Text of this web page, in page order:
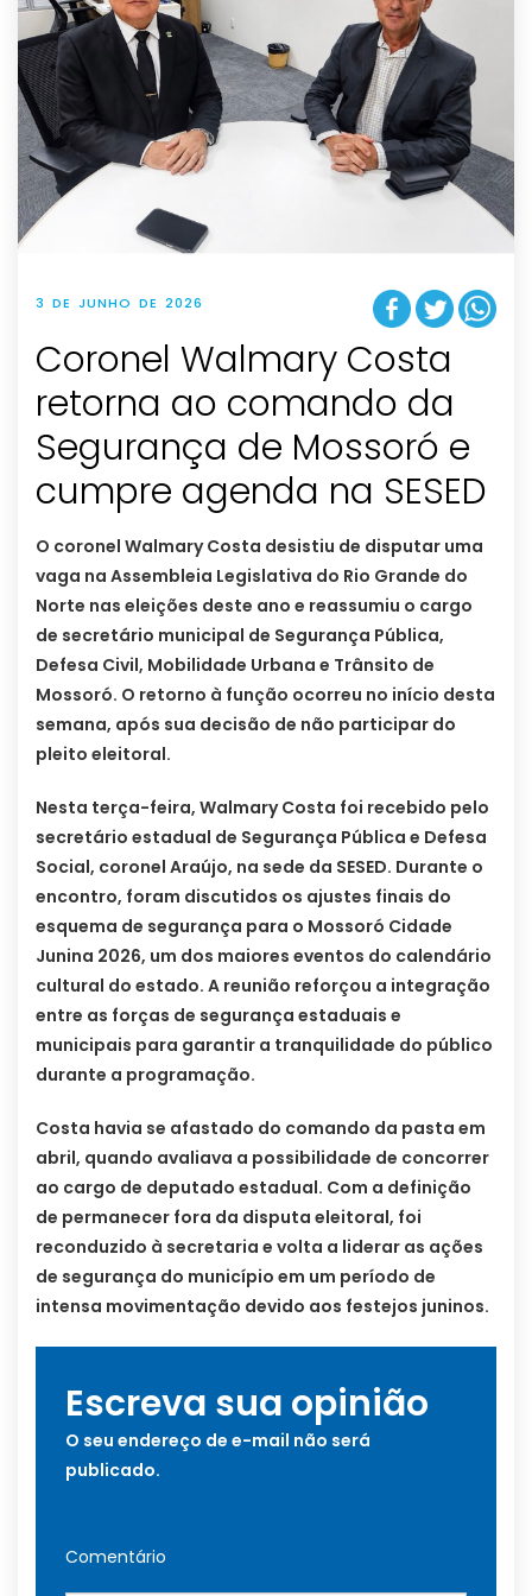
3 DE JUNHO DE 2026
Coronel Walmary Costa
retorna ao comando da
Segurança de Mossoró e
cumpre agenda na SESED
O coronel Walmary Costa desistiu de disputar uma
vaga na Assembleia Legislativa do Rio Grande do
Norte nas eleições deste ano e reassumiu o cargo
de secretário municipal de Segurança Pública,
Defesa Civil, Mobilidade Urbana e Trânsito de
Mossoró. O retorno à função ocorreu no início desta
semana, após sua decisão de não participar do
pleito eleitoral.
Nesta terça-feira, Walmary Costa foi recebido pelo
secretário estadual de Segurança Pública e Defesa
Social, coronel Araújo, na sede da SESED. Durante o
encontro, foram discutidos os ajustes finais do
esquema de segurança para o Mossoró Cidade
Junina 2026, um dos maiores eventos do calendário
cultural do estado. A reunião reforçou a integração
entre as forças de segurança estaduais e
municipais para garantir a tranquilidade do público
durante a programação.
Costa havia se afastado do comando da pasta em
abril, quando avaliava a possibilidade de concorrer
ao cargo de deputado estadual. Com a definição
de permanecer fora da disputa eleitoral, foi
reconduzido à secretaria e volta a liderar as ações
de segurança do município em um período de
intensa movimentação devido aos festejos juninos.
Escreva sua opinião
O seu endereço de e-mail não será
publicado.
Comentário